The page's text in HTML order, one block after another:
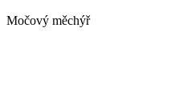
Močový měchýř